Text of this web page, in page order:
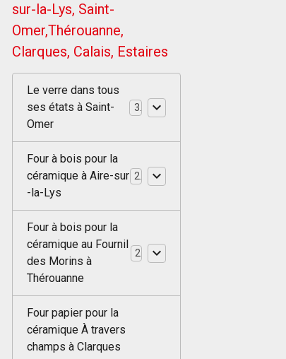
sur-la-Lys, Saint-
Omer,Thérouanne,
Clarques, Calais, Estaires
Le verre dans tous
ses états à Saint-
Omer
Four à bois pour la
céramique à Aire-sur
-la-Lys
Four à bois pour la
céramique au Fournil
des Morins à
Thérouanne
Four papier pour la
céramique À travers
champs à Clarques